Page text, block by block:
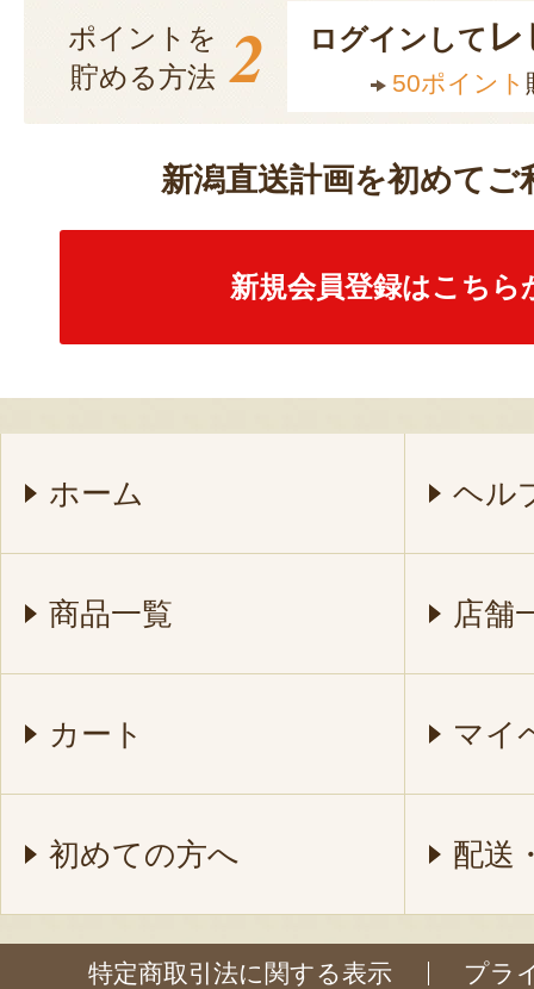
ポイントを
貯める方法 2 ログインして
50ポイント
新潟直送計画を初めてご
新規会員登録はこちら
ホーム ヘル
商品一覧 店舗
カート マイ
初めての方へ 配送
特定商取引法に関する表示 プラ